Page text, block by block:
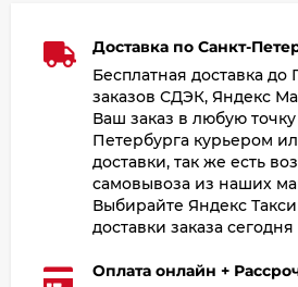
Доставка по Санкт-
Бесплатная доставка до
заказов СДЭК, Яндекс
Ваш заказ в любую
Петербурга курьером
доставки, так же есть
самовывоза из наших
Выбирайте Яндекс
доставки заказа
Оплата онлайн +